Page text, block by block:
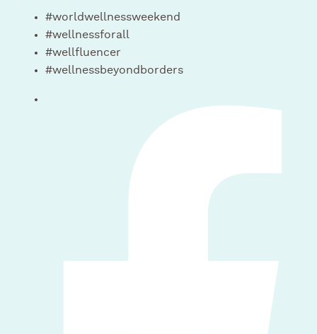
#worldwellnessweekend
#wellnessforall
#wellfluencer
#wellnessbeyondborders